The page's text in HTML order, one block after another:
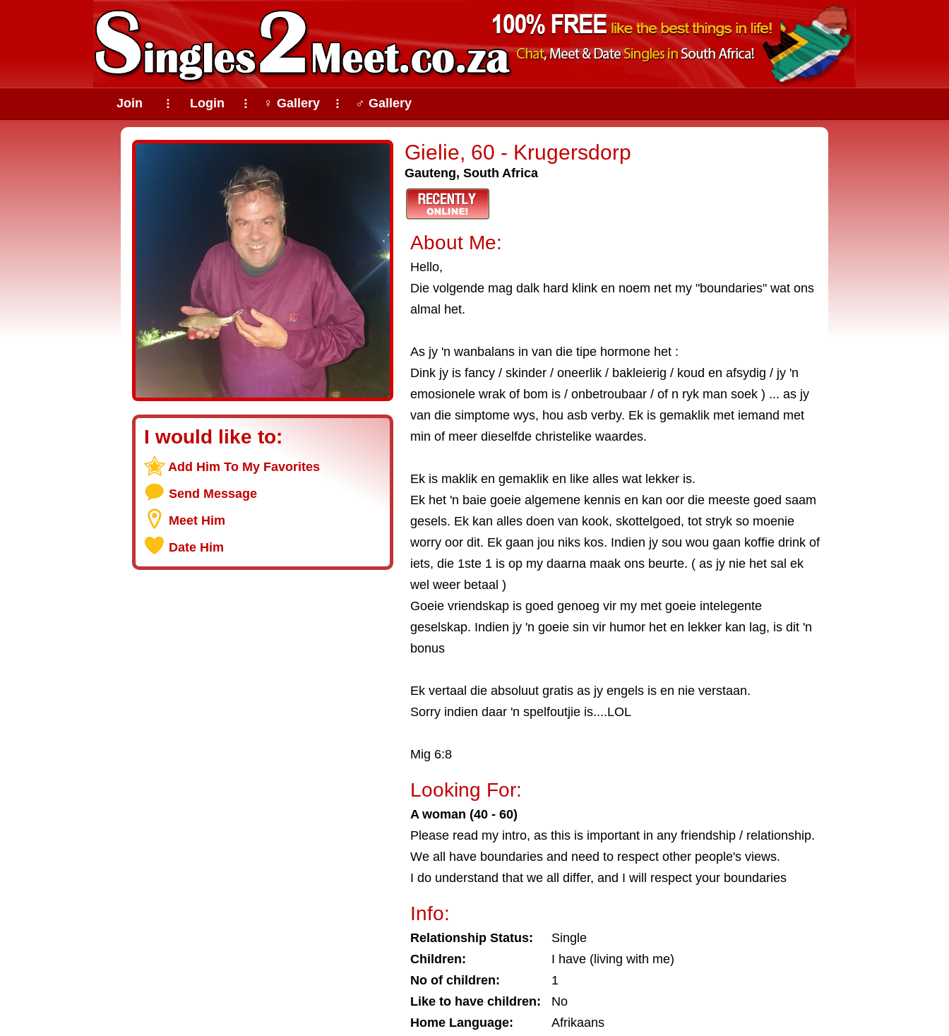
Join ⠇ Login ⠇ ♀ Gallery ⠇ ♂ Gallery
Gielie, 60 - Krugersdorp
Gauteng, South Africa
I would like to:
Add Him To My Favorites
Send Message
Meet Him
Date Him
About Me:
Hello,
Die volgende mag dalk hard klink en noem net my "boundaries" wat ons
almal het.
As jy 'n wanbalans in van die tipe hormone het :
Dink jy is fancy / skinder / oneerlik / bakleierig / koud en afsydig / jy 'n
emosionele wrak of bom is / onbetroubaar / of n ryk man soek ) ... as jy
van die simptome wys, hou asb verby. Ek is gemaklik met iemand met
min of meer dieselfde christelike waardes.
Ek is maklik en gemaklik en like alles wat lekker is.
Ek het 'n baie goeie algemene kennis en kan oor die meeste goed saam
gesels. Ek kan alles doen van kook, skottelgoed, tot stryk so moenie
worry oor dit. Ek gaan jou niks kos. Indien jy sou wou gaan koffie drink of
iets, die 1ste 1 is op my daarna maak ons beurte. ( as jy nie het sal ek
wel weer betaal )
Goeie vriendskap is goed genoeg vir my met goeie intelegente
geselskap. Indien jy 'n goeie sin vir humor het en lekker kan lag, is dit 'n
bonus
Ek vertaal die absoluut gratis as jy engels is en nie verstaan.
Sorry indien daar 'n spelfoutjie is....LOL
Mig 6:8
Looking For:
A woman (40 - 60)
Please read my intro, as this is important in any friendship / relationship.
We all have boundaries and need to respect other people's views.
I do understand that we all differ, and I will respect your boundaries
Info:
Relationship Status:
Single
Children:
I have (living with me)
No of children:
1
Like to have children:
No
Home Language:
Afrikaans